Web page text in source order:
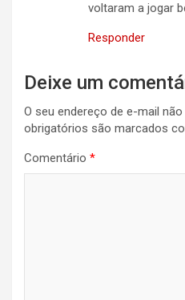
voltaram a jogar
Responder
Deixe um
O seu endereço de e-mail
obrigatórios são marcados
Comentário *